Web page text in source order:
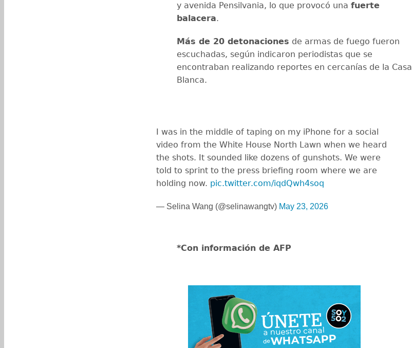
y avenida Pensilvania, lo que provocó una fuerte
balacera.
Más de 20 detonaciones de armas de fuego fueron
escuchadas, según indicaron periodistas que se
encontraban realizando reportes en cercanías de la Casa
Blanca.
I was in the middle of taping on my iPhone for a social
video from the White House North Lawn when we heard
the shots. It sounded like dozens of gunshots. We were
told to sprint to the press briefing room where we are
holding now. pic.twitter.com/iqdQwh4soq
— Selina Wang (@selinawangtv) May 23, 2026
*Con información de AFP